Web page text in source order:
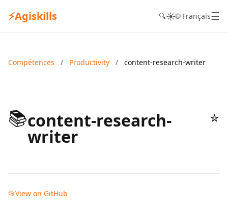
⚡Agiskills 🔍☀️🌐 Français☰
Compétences / Productivity / content-research-writer
📚content-research-
writer
☆
📂View on GitHub